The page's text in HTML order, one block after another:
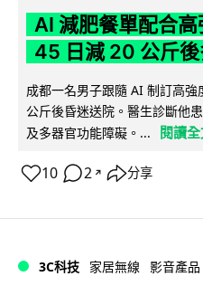
AI 減肥餐單配合
45 日減 20 公斤
成都一名男子跟隨 AI 制訂高
公斤後昏迷送院。醫生診斷他
及多器官功能障礙。...
閱讀
10 2 ↗ 分享
3C科技 家居無線 影音產品